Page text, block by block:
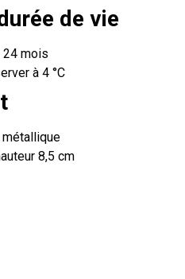
de vie
24 mois
à 4 °C
métallique
8,5 cm